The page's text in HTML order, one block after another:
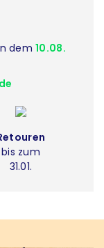
dem10.08.
bis zum
31.01.